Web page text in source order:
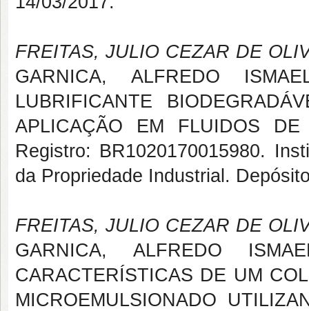
FREITAS, JULIO CEZAR DE
GARNICA, ALFREDO
LUBRIFICANTE
APLICAÇÃO EM FLUIDOS
Registro: BR1020170015980.
da Propriedade Industrial.
FREITAS, JULIO CEZAR DE
GARNICA, ALFREDO
CARACTERÍSTICAS DE UM
MICROEMULSIONADO